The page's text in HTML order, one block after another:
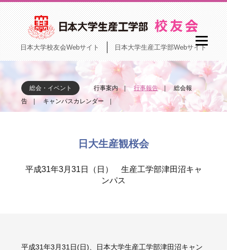
日本大学校友会Webサイト 日本大学生産工学部Webサイト
総会・イベント 行事案内 行事報告
総会報
告
キャンパスカレンダー
日大生産観桜会
平成31年3月31日（日） 生産工学部津田沼キャ
ンパス
平成31年3月31日(日)、日本大学生産工学部津田沼キャン